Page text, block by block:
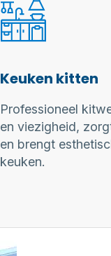
Keuken kitten
Professioneel
en viezigheid,
en brengt
keuken.